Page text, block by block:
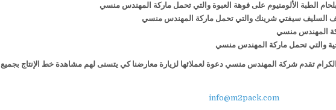
الطبة الألومنيوم على فوهة العبوة والتي تحمل ماركة المهندس منسي
السليف سيفتي شرينك والتي تحمل ماركة المهندس منسي
المهندس منسي
والتي تحمل ماركة المهندس منسي
الكرام تقدم شركة المهندس منسي دعوة لعملائها لزيارة معارضنا كي يتسنى لهم مشاهدة خط الإنتاج بجميع
info@m2pack.com